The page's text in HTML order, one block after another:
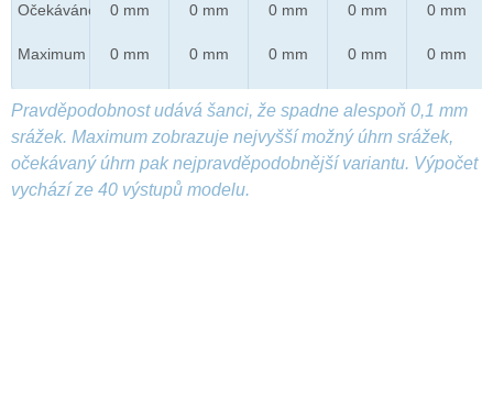
Očekáváno
Maximum
0 mm
0 mm
0 mm
0 mm
0 mm
0 mm
0 mm
0 mm
0 mm
0 mm
Pravděpodobnost udává šanci, že spadne alespoň 0,1 mm
srážek. Maximum zobrazuje nejvyšší možný úhrn srážek,
očekávaný úhrn pak nejpravděpodobnější variantu. Výpočet
vychází ze 40 výstupů modelu.